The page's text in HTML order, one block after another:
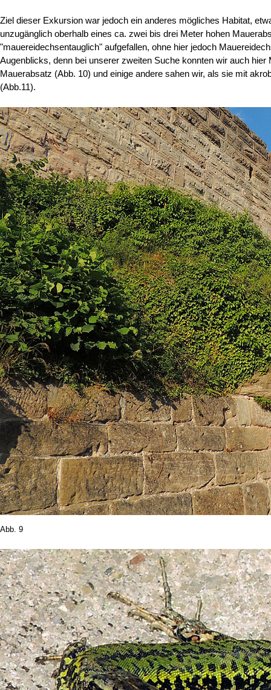
Ziel dieser Exkursion war jedoch ein anderes mögliches Habitat,
unzugänglich oberhalb eines ca. zwei bis drei Meter hohen
"mauereidechsentauglich" aufgefallen, ohne hier jedoch
Augenblicks, denn bei unserer zweiten Suche konnten wir auch
Mauerabsatz (Abb. 10) und einige andere sahen wir, als sie mit
(Abb.11).
Abb. 9